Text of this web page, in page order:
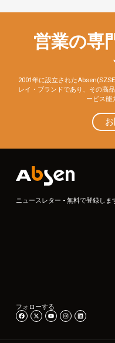
営業の専
2001年に設立された
レイ・ブランドであり、その高
ービス能
ニュースレター - 無料で登録しま
フォローする